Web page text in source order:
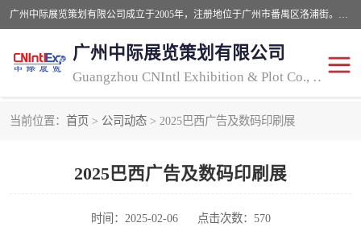
广州中际展览策划有限公司成立于2005年，注册地位于广州市番禺区洛浦街。经营范围包括会议及展览服务，大型活动组织策划服务，展台设计服务，广告业等；主要从事国外广告、标识、印花、LED、照明、光电、灯光、音响、视听、电子展览会等，展位预定-展品运输-签证-行程安排-补贴一站式服务。
广州中际展览策划有限公司
Guangzhou CNIntl Exhibition & Plot Co., Ltd.
当前位置： 首页 > 公司动态 > 2025巴西广告及数码印刷展
2025巴西广告及数码印刷展
时间：2025-02-06 点击次数：570
展品运输
视听-灯光音响展